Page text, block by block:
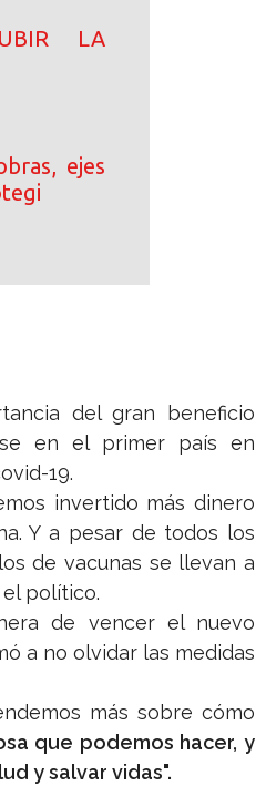
LA
ejes
del gran beneficio
en el primer país en
19.
invertido más dinero
Y a pesar de todos los
de vacunas se llevan a
político.
de vencer el nuevo
a no olvidar las medidas
más sobre cómo
que podemos hacer, y
y salvar vidas".